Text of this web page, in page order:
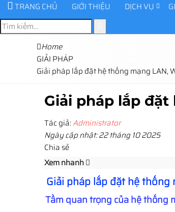
TRANG CHỦ GIỚI THIỆU DỊCH VỤ
Home
GIẢI PHÁP
Giải pháp lắp đặt hệ thống mạng LAN,
Giải pháp lắp
Tác giả:Administrator
Ngày cập nhật: 22 tháng 10 2025
Chia sẻ
Xem nhanh
Giải pháp lắp đặt hệ
Tầm quan trọng của hệ thống